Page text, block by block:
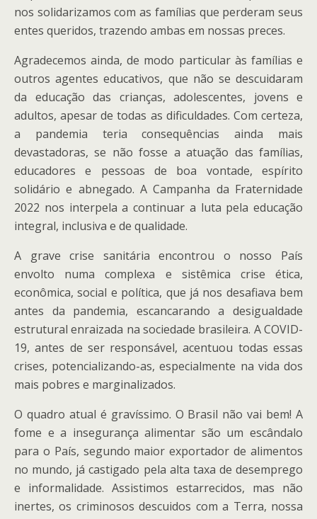
nos solidarizamos com as famílias que perderam seus
entes queridos, trazendo ambas em nossas preces.
Agradecemos ainda, de modo particular às famílias e
outros agentes educativos, que não se descuidaram
da educação das crianças, adolescentes, jovens e
adultos, apesar de todas as dificuldades. Com certeza,
a pandemia teria consequências ainda mais
devastadoras, se não fosse a atuação das famílias,
educadores e pessoas de boa vontade, espírito
solidário e abnegado. A Campanha da Fraternidade
2022 nos interpela a continuar a luta pela educação
integral, inclusiva e de qualidade.
A grave crise sanitária encontrou o nosso País
envolto numa complexa e sistêmica crise ética,
econômica, social e política, que já nos desafiava bem
antes da pandemia, escancarando a desigualdade
estrutural enraizada na sociedade brasileira. A COVID-
19, antes de ser responsável, acentuou todas essas
crises, potencializando-as, especialmente na vida dos
mais pobres e marginalizados.
O quadro atual é gravíssimo. O Brasil não vai bem! A
fome e a insegurança alimentar são um escândalo
para o País, segundo maior exportador de alimentos
no mundo, já castigado pela alta taxa de desemprego
e informalidade. Assistimos estarrecidos, mas não
inertes, os criminosos descuidos com a Terra, nossa